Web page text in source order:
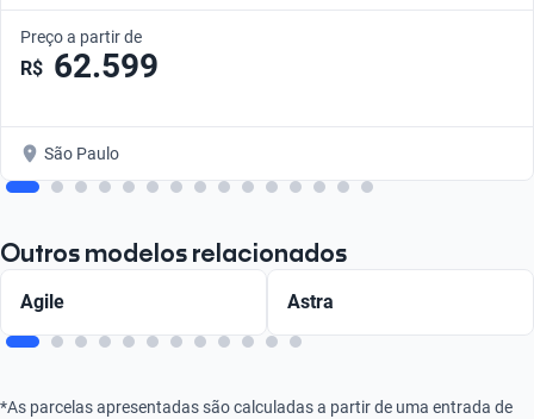
Preço a partir de
R$ 62.599
São Paulo
Outros modelos relacionados
Agile Astra
*As parcelas apresentadas são calculadas a partir de uma entrada de